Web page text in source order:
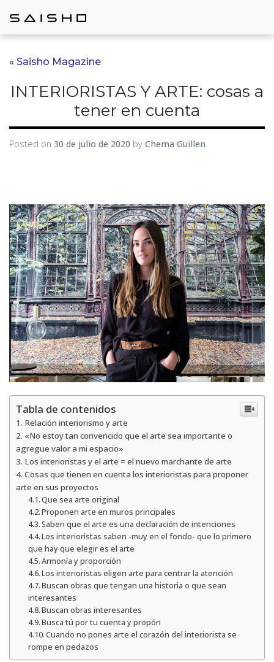
« Saisho Magazine
INTERIORISTAS Y ARTE: cosas a
tener en cuenta
Posted on 30 de julio de 2020 by Chema Guillen
Tabla de contenidos
Relación interiorismo y arte
«No estoy tan convencido que el arte sea importante o
agregue valor a mi espacio»
Los interioristas y el arte = el nuevo marchante de arte
Cosas que tienen en cuenta los interioristas para proponer
arte en sus proyectos
Que sea arte original
Proponen arte en muros principales
Saben que el arte es una declaración de intenciones
Los interioristas saben -muy en el fondo- que lo primero
que hay que elegir es el arte
Armonía y proporción
Los interioristas eligen arte para centrar la atención
Buscan obras que tengan una historia o que sean
interesantes
Buscan obras interesantes
Busca tú por tu cuenta y propón
Cuando no pones arte el corazón del interiorista se
rompe en pedazos